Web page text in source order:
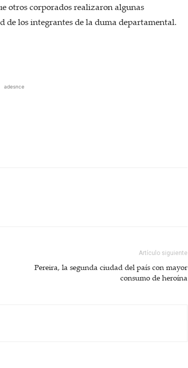
otros corporados realizaron algunas
de los integrantes de la duma departamental.
adesnce
Artículo siguiente
Pereira, la segunda ciudad del país con mayor
consumo de heroína